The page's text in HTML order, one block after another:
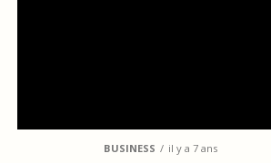
BUSINESS il y a 7 ans